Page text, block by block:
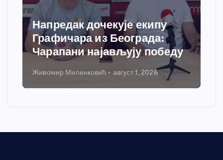
Напредак дочекује екипу
Графичара из Београда:
Чарапани најављују победу
Живомир Миленковић август 1, 2026